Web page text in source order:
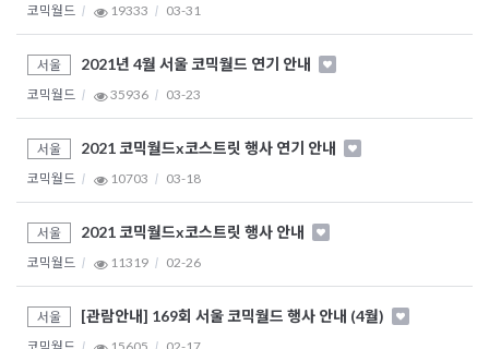
코믹월드 19333 03-31
서울 2021년 4월 서울 코믹월드 연기 안내
코믹월드 35936 03-23
서울 2021 코믹월드x코스트릿 행사 연기 안내
코믹월드 10703 03-18
서울 2021 코믹월드x코스트릿 행사 안내
코믹월드 11319 02-26
서울 [관람안내] 169회 서울 코믹월드 행사 안내 (4월)